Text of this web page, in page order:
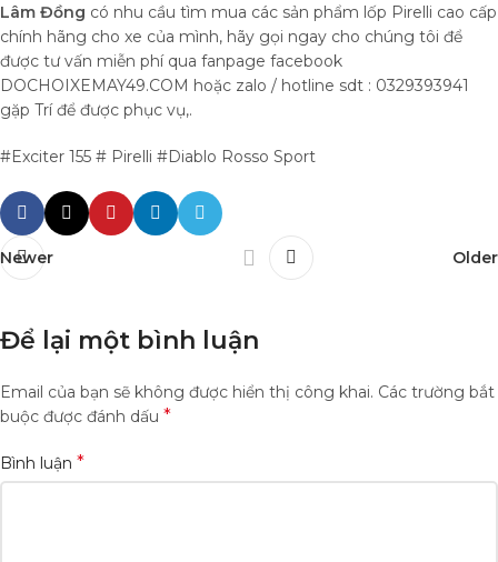
Lâm Đồng có nhu cầu tìm mua các sản phẩm lốp Pirelli cao cấp
chính hãng cho xe của mình, hãy gọi ngay cho chúng tôi để
được tư vấn miễn phí qua fanpage facebook
DOCHOIXEMAY49.COM hoặc zalo / hotline sdt : 0329393941
gặp Trí để được phục vụ,.
#Exciter 155 # Pirelli #Diablo Rosso Sport
Newer Older
Để lại một bình luận
Email của bạn sẽ không được hiển thị công khai. Các trường bắt
buộc được đánh dấu *
Bình luận *